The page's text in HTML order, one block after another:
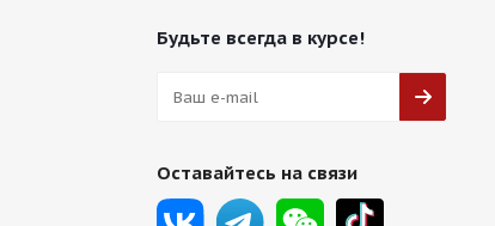
Будьте всегда в курсе!
Оставайтесь на связи